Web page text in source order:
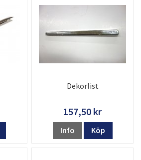
Dekorlist
157,50 kr
Info Köp